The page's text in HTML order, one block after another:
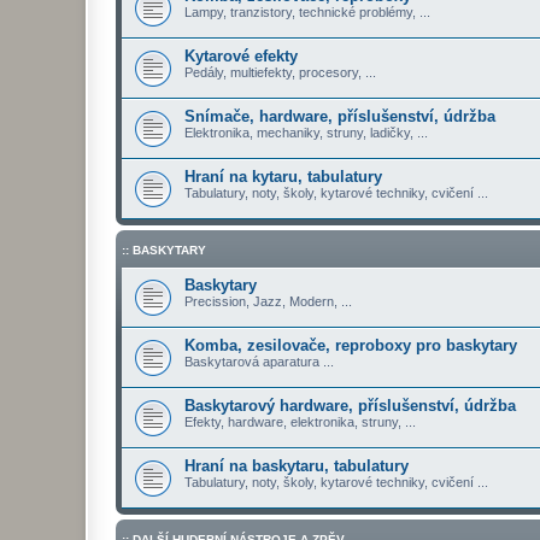
Lampy, tranzistory, technické problémy, ...
Kytarové efekty
Pedály, multiefekty, procesory, ...
Snímače, hardware, příslušenství, údržba
Elektronika, mechaniky, struny, ladičky, ...
Hraní na kytaru, tabulatury
Tabulatury, noty, školy, kytarové techniky, cvičení ...
:: BASKYTARY
Baskytary
Precission, Jazz, Modern, ...
Komba, zesilovače, reproboxy pro baskytary
Baskytarová aparatura ...
Baskytarový hardware, příslušenství, údržba
Efekty, hardware, elektronika, struny, ...
Hraní na baskytaru, tabulatury
Tabulatury, noty, školy, kytarové techniky, cvičení ...